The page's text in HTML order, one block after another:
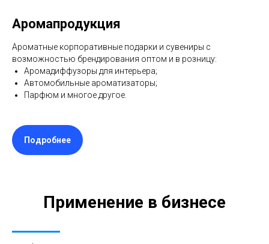
Аромапродукция
Ароматные корпоративные подарки и сувениры с
возможностью брендирования оптом и в розницу:
Аромадиффузоры для интерьера;
Автомобильные ароматизаторы;
Парфюм и многое другое.
Подробнее
Применение в бизнесе